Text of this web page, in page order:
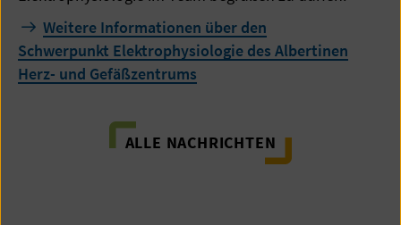
Weitere Informationen über den
Schwerpunkt Elektrophysiologie des Albertinen
Herz- und Gefäßzentrums
ALLE NACHRICHTEN